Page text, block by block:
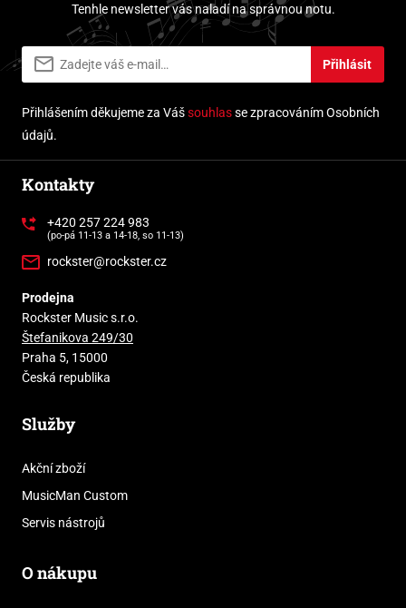
Tenhle newsletter vás naladí na správnou notu.
Přihlásit
Přihlášením děkujeme za Vášsouhlasse zpracováním Osobních
údajů.
Kontakty
+420 257 224 983
(po-pá 11-13 a 14-18, so 11-13)
rockster@rockster.cz
Prodejna
Rockster Music s.r.o.
Štefanikova 249/30
Praha 5, 15000
Česká republika
Služby
Akční zboží
MusicMan Custom
Servis nástrojů
O nákupu